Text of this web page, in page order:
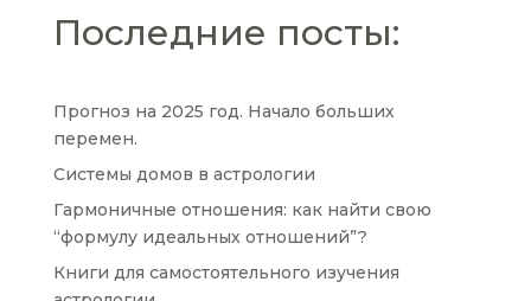
Последние посты:
Прогноз на 2025 год. Начало больших
перемен.
Системы домов в астрологии
Гармоничные отношения: как найти свою
“формулу идеальных отношений”?
Книги для самостоятельного изучения